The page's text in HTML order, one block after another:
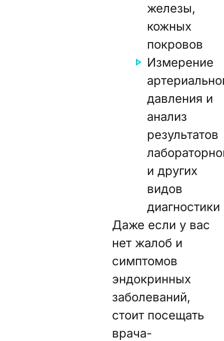
железы,
кожных
покровов
Измерение
давления и
анализ
результатов
и других
видов
диагностики
Даже если у вас
нет жалоб и
симптомов
эндокринных
заболеваний,
стоит посещать
врача-